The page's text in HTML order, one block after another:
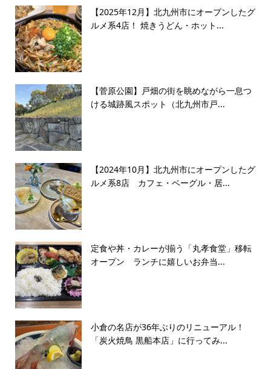
【2025年12月】北九州市にオープンしたグ
ルメ系4店！ 焼きうどん・ホット...
【菅原公園】戸畑の街を眺めながら一息つ
ける城跡風スポット（北九州市戸...
【2024年10月】北九州市にオープンしたグ
ルメ系8店 カフェ・ベーグル・居...
定食や丼・カレーが揃う「丸孝食堂」移転
オープン ランチに嬉しいお弁当...
小倉の名店が36年ぶりのリニューアル！
「炭火焼鳥 黒船本店」に行ってみ...